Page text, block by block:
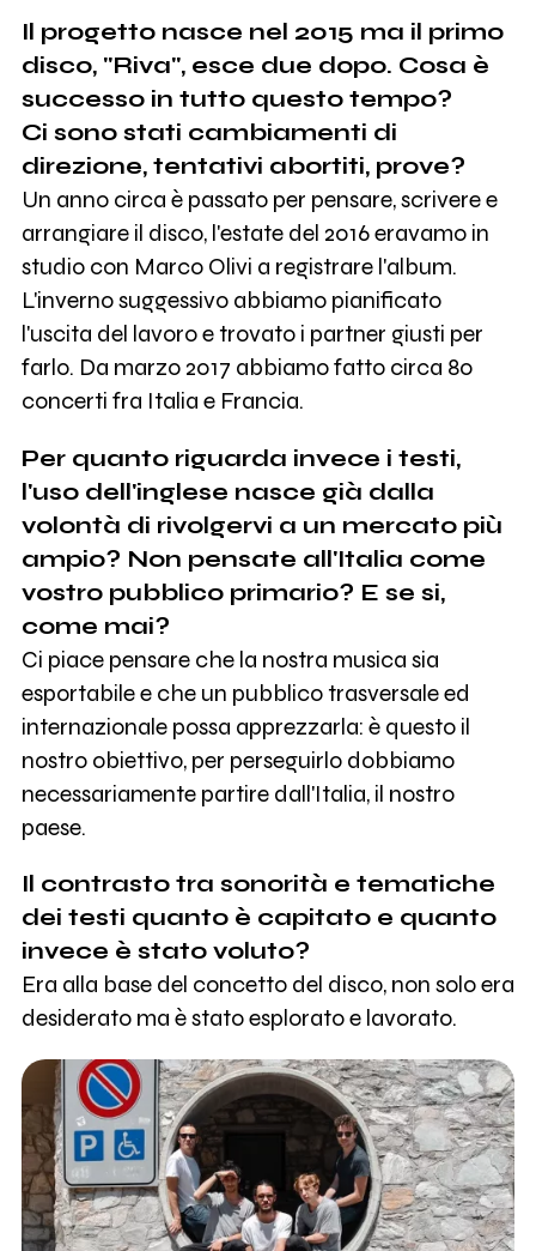
Il progetto nasce nel 2015 ma il primo
disco, "Riva", esce due dopo. Cosa è
successo in tutto questo tempo?
Ci sono stati cambiamenti di
direzione, tentativi abortiti, prove?
Un anno circa è passato per pensare, scrivere e
arrangiare il disco, l'estate del 2016 eravamo in
studio con Marco Olivi a registrare l'album.
L'inverno suggessivo abbiamo pianificato
l'uscita del lavoro e trovato i partner giusti per
farlo. Da marzo 2017 abbiamo fatto circa 80
concerti fra Italia e Francia.
Per quanto riguarda invece i testi,
l'uso dell'inglese nasce già dalla
volontà di rivolgervi a un mercato più
ampio? Non pensate all'Italia come
vostro pubblico primario? E se si,
come mai?
Ci piace pensare che la nostra musica sia
esportabile e che un pubblico trasversale ed
internazionale possa apprezzarla: è questo il
nostro obiettivo, per perseguirlo dobbiamo
necessariamente partire dall'Italia, il nostro
paese.
Il contrasto tra sonorità e tematiche
dei testi quanto è capitato e quanto
invece è stato voluto?
Era alla base del concetto del disco, non solo era
desiderato ma è stato esplorato e lavorato.